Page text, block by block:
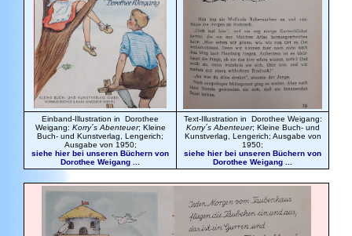
Einband-Illustration in Dorothee
Weigang: Korry´s Abenteuer; Kleine
Buch- und Kunstverlag, Lengerich;
Ausgabe von 1950;
siehe hier bei unseren Büchern von
Dorothee Weigang ...
Text-Illustration in Dorothee Weigang:
Korry´s Abenteuer; Kleine Buch- und
Kunstverlag, Lengerich; Ausgabe von
1950;
siehe hier bei unseren Büchern von
Dorothee Weigang ...